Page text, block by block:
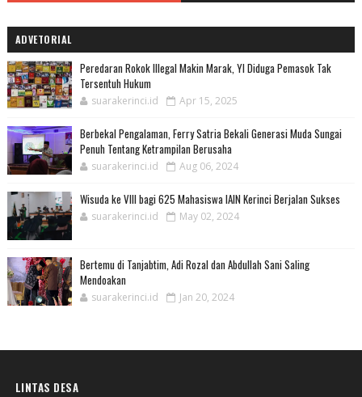
ADVETORIAL
Peredaran Rokok Illegal Makin Marak, YI Diduga Pemasok Tak
Tersentuh Hukum
suarakerinci.id Apr 15, 2025
Berbekal Pengalaman, Ferry Satria Bekali Generasi Muda Sungai
Penuh Tentang Ketrampilan Berusaha
suarakerinci.id Aug 06, 2024
Wisuda ke VIII bagi 625 Mahasiswa IAIN Kerinci Berjalan Sukses
suarakerinci.id May 02, 2024
Bertemu di Tanjabtim, Adi Rozal dan Abdullah Sani Saling
Mendoakan
suarakerinci.id Jan 20, 2024
LINTAS DESA